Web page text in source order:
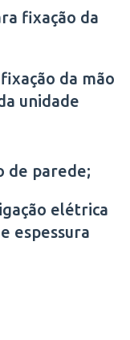
fixação da
da mão
unidade
de parede;
elétrica
espessura